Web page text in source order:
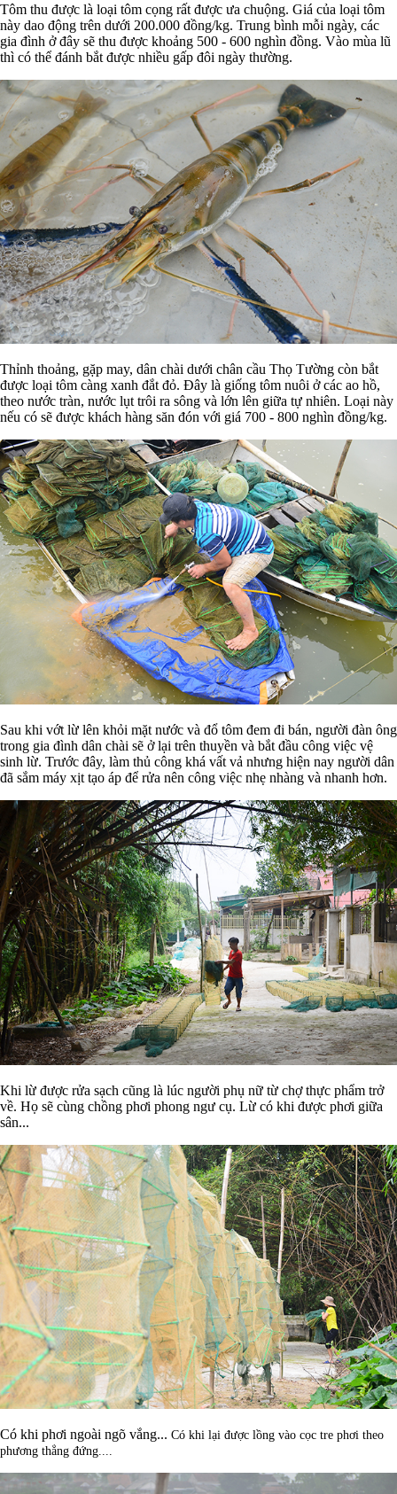
Tôm thu được là loại tôm cọng rất được ưa chuộng. Giá của loại tôm
này dao động trên dưới 200.000 đồng/kg. Trung bình mỗi ngày, các
gia đình ở đây sẽ thu được khoảng 500 - 600 nghìn đồng. Vào mùa lũ
thì có thể đánh bắt được nhiều gấp đôi ngày thường.
Thỉnh thoảng, gặp may, dân chài dưới chân cầu Thọ Tường còn bắt
được loại tôm càng xanh đắt đỏ. Đây là giống tôm nuôi ở các ao hồ,
theo nước tràn, nước lụt trôi ra sông và lớn lên giữa tự nhiên. Loại này
nếu có sẽ được khách hàng săn đón với giá 700 - 800 nghìn đồng/kg.
Sau khi vớt lừ lên khỏi mặt nước và đổ tôm đem đi bán, người đàn ông
trong gia đình dân chài sẽ ở lại trên thuyền và bắt đầu công việc vệ
sinh lừ. Trước đây, làm thủ công khá vất vả nhưng hiện nay người dân
đã sắm máy xịt tạo áp để rửa nên công việc nhẹ nhàng và nhanh hơn.
Khi lừ được rửa sạch cũng là lúc người phụ nữ từ chợ thực phẩm trở
về. Họ sẽ cùng chồng phơi phong ngư cụ. Lừ có khi được phơi giữa
sân...
Có khi phơi ngoài ngõ vắng... Có khi lại được lồng vào cọc tre phơi theo
phương thẳng đứng....